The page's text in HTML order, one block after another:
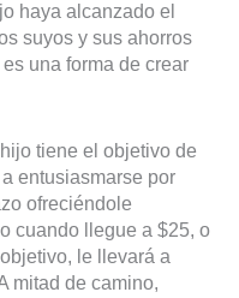
haya alcanzado el
suyos y sus ahorros
una forma de crear
tiene el objetivo de
entusiasmarse por
ofreciéndole
cuando llegue a $25, o
le llevará a
mitad de camino,